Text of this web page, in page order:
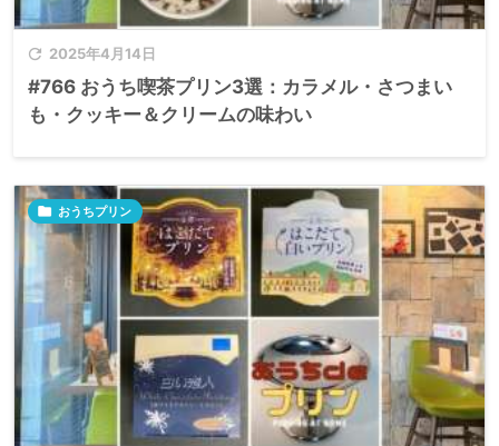
 2025年4月14日
#766 おうち喫茶プリン3選：カラメル・さつまい
も・クッキー＆クリームの味わい
 おうちプリン